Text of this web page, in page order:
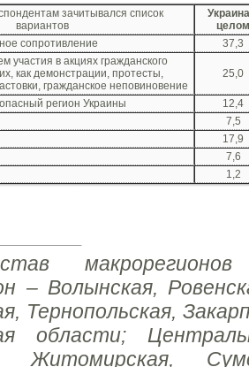
зачитывался список
вариантов
сопротивление
37,3
участия в акциях гражданского
как демонстрации, протесты,
гражданское неповиновение
25,0
регион Украины
12,4
7,5
17,9
7,6
1,2
– Волынская,
Тернопольская,
области;
Житомирская,